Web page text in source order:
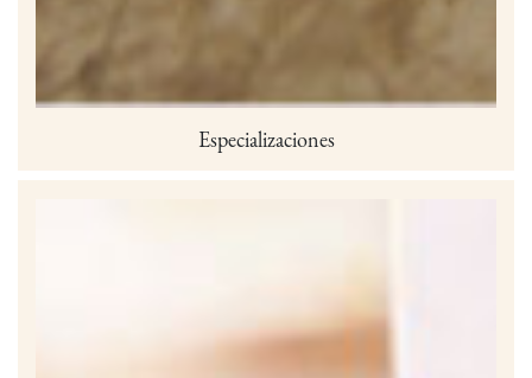
Especializaciones